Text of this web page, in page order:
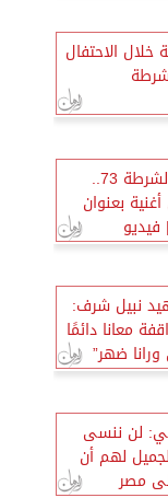
خلال الاحتفال
احتفالًا بعيد الشرطة 73..
بعنوان
نبيل شرف:
معانا دائمًا
ضهر”
لن ننسى
لهم أن
مصر